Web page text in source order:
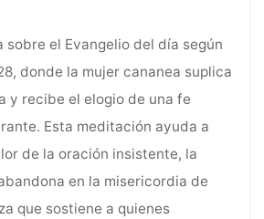
sobre el Evangelio del día según
donde la mujer cananea suplica
y recibe el elogio de una fe
Esta meditación ayuda a
de la oración insistente, la
en la misericordia de
que sostiene a quienes